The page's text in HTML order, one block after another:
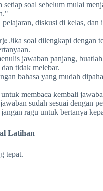
soal sebelum mulai
diskusi di kelas, dan
Jika soal dilengkapi dengan
jawaban panjang,
tidak melebar.
bahasa yang mudah
membaca kembali
sudah sesuai dengan
ragu untuk bertanya
Latihan
tepat.